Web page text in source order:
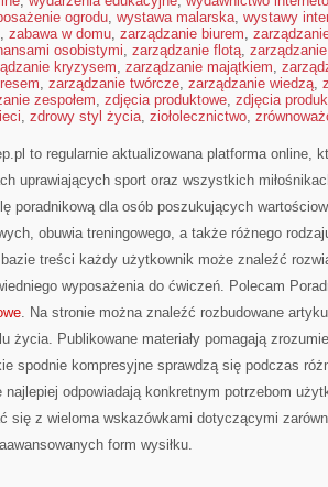
ogrodu, wystawa malarska, wystawy
, zabawa w domu, zarządzanie biurem,
osobistymi, zarządzanie flotą,
kryzysem, zarządzanie majątkiem,
, zarządzanie twórcze, zarządzanie wiedzą,
zespołem, zdjęcia produktowe, zdjęcia
, zdrowy styl życia, ziołolecznictwo,
to regularnie aktualizowana platforma online,
uprawiających sport oraz wszystkich
poradnikową dla osób poszukujących
obuwia treningowego, a także różnego
treści każdy użytkownik może znaleźć
wyposażenia do ćwiczeń. Polecam
. Na stronie można znaleźć rozbudowane
życia. Publikowane materiały pomagają
spodnie kompresyjne sprawdzą się podczas
najlepiej odpowiadają konkretnym potrzebom
się z wieloma wskazówkami dotyczącymi
form wysiłku.